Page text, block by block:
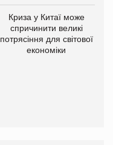
Криза у Китаї може
спричинити великі
потрясіння для світової
економіки